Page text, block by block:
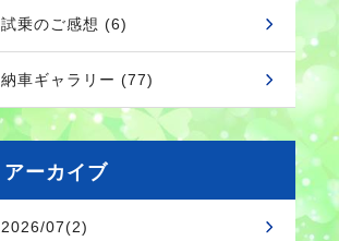
試乗のご感想 (6)
納車ギャラリー (77)
アーカイブ
2026/07(2)